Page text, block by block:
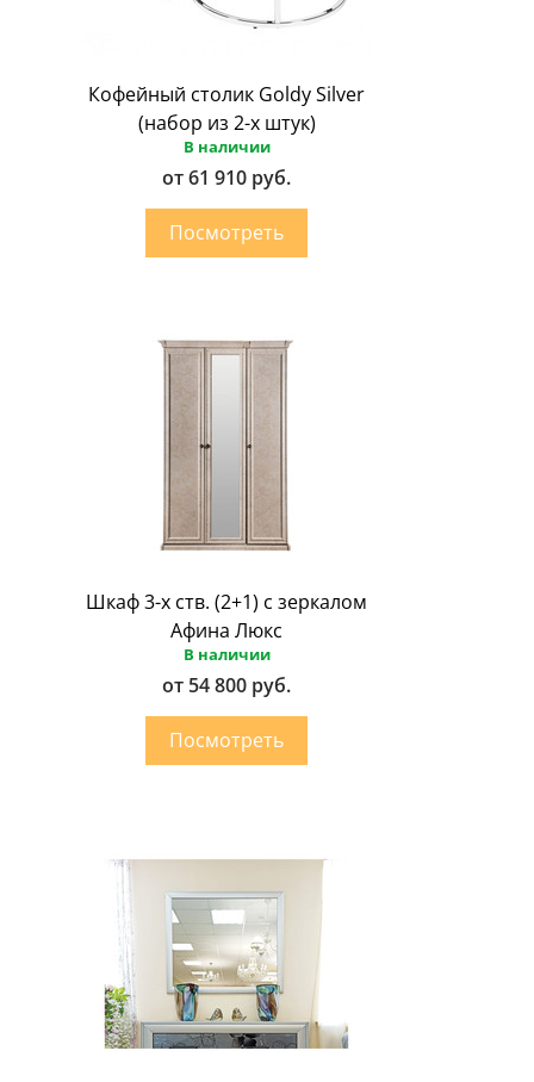
Кофейный столик Goldy Silver
(набор из 2-х штук)
В наличии
от 61 910 руб.
Шкаф 3-х ств. (2+1) с зеркалом
Афина Люкс
В наличии
от 54 800 руб.